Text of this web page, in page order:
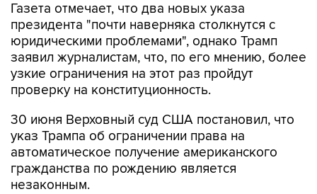
Газета отмечает, что два новых указа
президента "почти наверняка столкнутся с
юридическими проблемами", однако Трамп
заявил журналистам, что, по его мнению, более
узкие ограничения на этот раз пройдут
проверку на конституционность.
30 июня Верховный суд США постановил, что
указ Трампа об ограничении права на
автоматическое получение американского
гражданства по рождению является
незаконным.